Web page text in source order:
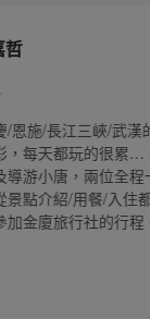
期，這次參加的是
。業務小譚服務的
、導遊阿佳全程的
，景點幾乎全部都
服！